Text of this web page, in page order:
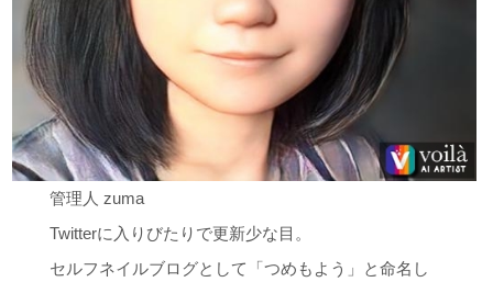
管理人 zuma
Twitterに入りびたりで更新少な目。
セルフネイルブログとして「つめもよう」と命名し